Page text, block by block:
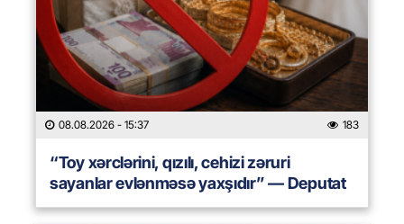
08.08.2026 - 15:37 183
“Toy xərclərini, qızılı, cehizi zəruri
sayanlar evlənməsə yaxşıdır” — Deputat